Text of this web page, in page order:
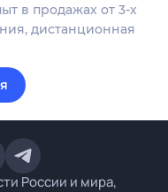
в продажах от 3-х
дистанционная
России и мира,